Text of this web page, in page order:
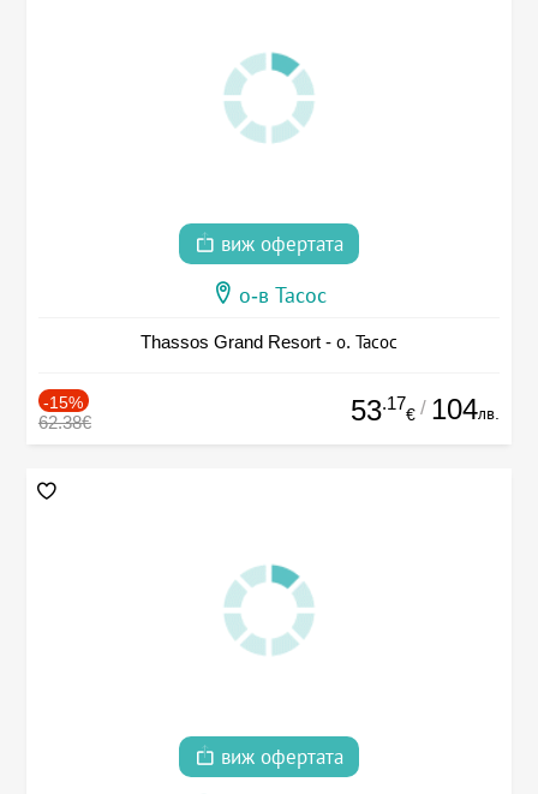
виж офертата
о-в Тасос
Thassos Grand Resort - о. Тасос
-15%
62.38€ 53.17
€ / 104лв.
виж офертата